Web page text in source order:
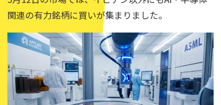
関連の有力銘柄に買いが集まりました。